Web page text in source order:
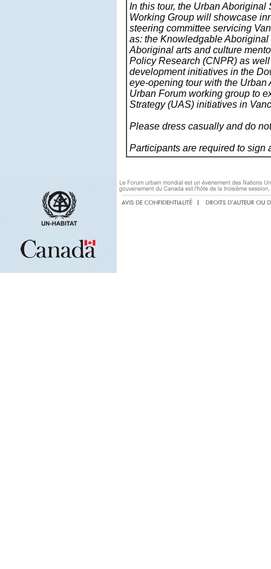
In this tour, the Urban
Working Group will showcase
steering committee servicing
as: the Knowledgable
Aboriginal arts and culture
Policy Research (CNPR) as
development initiatives in the
eye-opening tour with the
Urban Forum working group to
Strategy (UAS) initiatives in
Please dress casually and do
Participants are required to sign